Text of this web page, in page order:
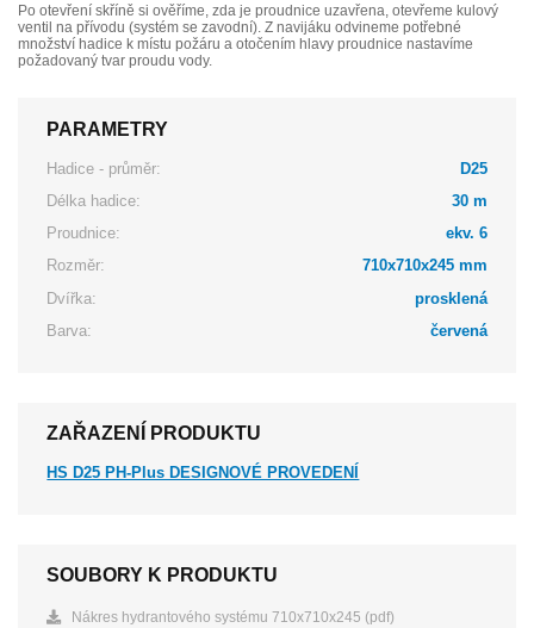
Po otevření skříně si ověříme, zda je proudnice uzavřena, otevřeme kulový
ventil na přívodu (systém se zavodní). Z navijáku odvineme potřebné
množství hadice k místu požáru a otočením hlavy proudnice nastavíme
požadovaný tvar proudu vody.
PARAMETRY
Hadice - průměr:
D25
Délka hadice:
30 m
Proudnice:
ekv. 6
Rozměr:
710x710x245 mm
Dvířka:
prosklená
Barva:
červená
ZAŘAZENÍ PRODUKTU
HS D25 PH-Plus DESIGNOVÉ PROVEDENÍ
SOUBORY K PRODUKTU
Nákres hydrantového systému 710x710x245 (pdf)